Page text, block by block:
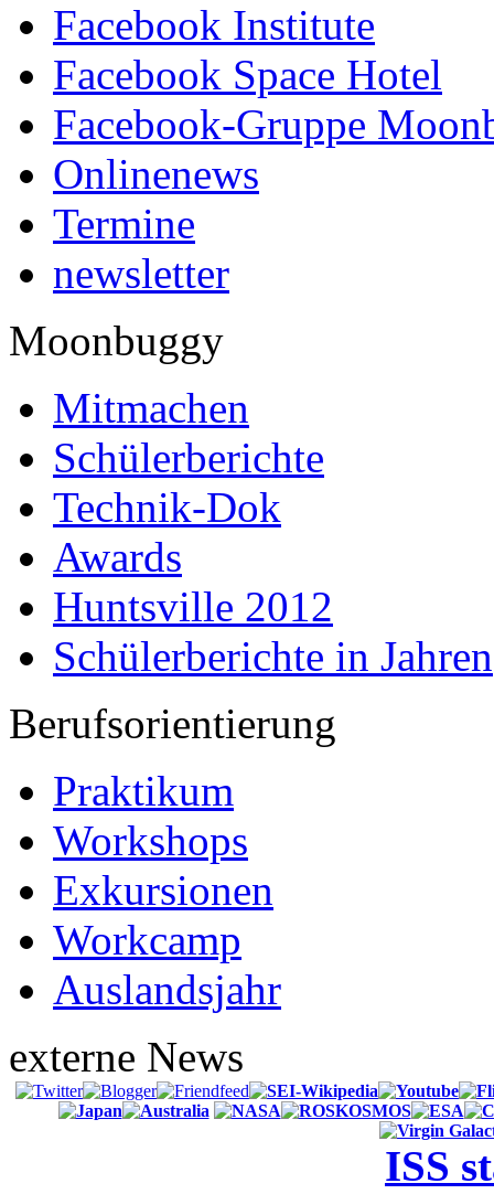
Facebook Institute
Facebook Space Hotel
Facebook-Gruppe
Onlinenews
Termine
newsletter
Moonbuggy
Mitmachen
Schülerberichte
Technik-Dok
Awards
Huntsville 2012
Schülerberichte in Jahren
Berufsorientierung
Praktikum
Workshops
Exkursionen
Workcamp
Auslandsjahr
externe News
ISS